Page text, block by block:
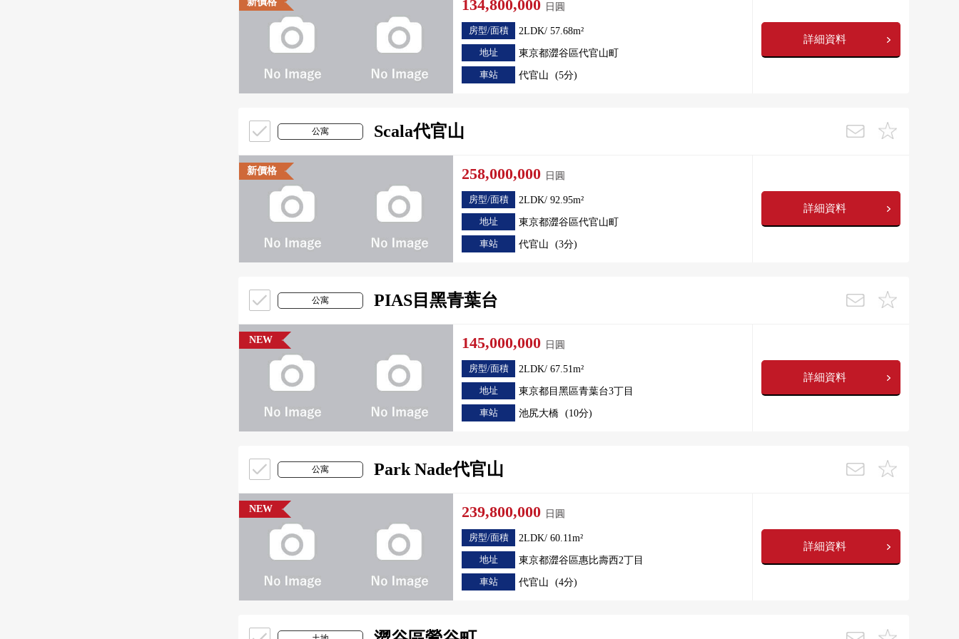
134,800,000 日圓
房型/面積
2LDK/ 57.68m²
地址
東京都澀谷區代官山町
車站
代官山 (5分)
詳細資料
公寓 Scala代官山
新價格 258,000,000 日圓
房型/面積
2LDK/ 92.95m²
地址
東京都澀谷區代官山町
車站
代官山 (3分)
詳細資料
公寓 PIAS目黑青葉台
NEW 145,000,000 日圓
房型/面積
2LDK/ 67.51m²
地址
東京都目黑區青葉台3丁目
車站
池尻大橋 (10分)
詳細資料
公寓 Park Nade代官山
NEW 239,800,000 日圓
房型/面積
2LDK/ 60.11m²
地址
東京都澀谷區惠比壽西2丁目
車站
代官山 (4分)
詳細資料